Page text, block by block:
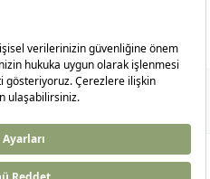
Kapı No:4 Kağıthane-İSTANBUL
Tüm Hakları Saklıdır.